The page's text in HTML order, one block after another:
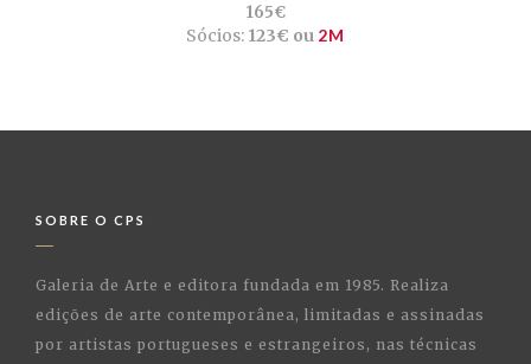
165€
Sócios: 123€ ou 2M
SOBRE O CPS
Galeria de Arte e editora fundada em 1985. Realiza
edições de arte contemporânea, limitadas e assinadas
por artistas portugueses e estrangeiros, nas técnicas